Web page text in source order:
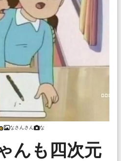
なさんさん な
んも四次元